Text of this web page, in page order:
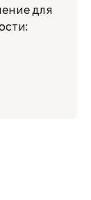
для